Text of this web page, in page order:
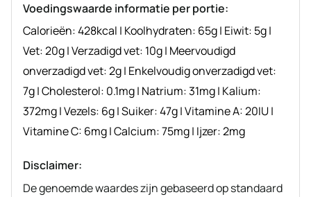
Voedingswaarde informatie per portie:
Calorieën:428kcal | Koolhydraten: 65g| Eiwit: 5g|
Vet:20g|Verzadigd vet: 10g| Meervoudigd
onverzadigd vet:2g| Enkelvoudig onverzadigd vet:
7g|Cholesterol: 0.1mg| Natrium:31mg| Kalium:
372mg|Vezels: 6g|Suiker:47g|Vitamine A:20IU|
Vitamine C: 6mg|Calcium:75mg| Ijzer:2mg
Disclaimer:
De genoemde waardes zijn gebaseerd op standaard